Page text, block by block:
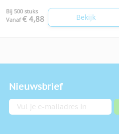
Bij 500 stuks
Vanaf € 4,88 Bekijk
Nieuwsbrief
E-mailadres